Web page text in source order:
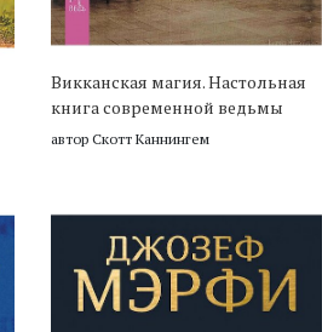
Викканская магия. Настольная
книга современной ведьмы
автор Скотт Каннингем